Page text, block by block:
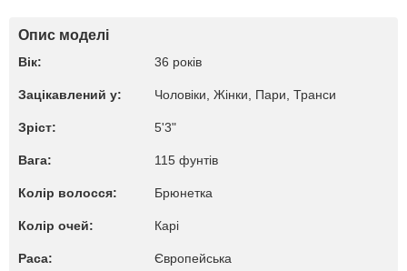
Опис моделі
Вік: 36 років
Зацікавлений у: Чоловіки, Жiнки, Пари, Транси
Зріст: 5'3"
Вага: 115 фунтів
Колір волосся: Брюнетка
Колір очей: Карі
Раса: Європейська